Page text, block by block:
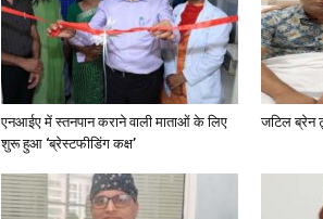
एनआईए में स्तनपान कराने वाली माताओं के लिए
शुरू हुआ ‘ब्रेस्टफीडिंग कक्ष’
जटिल